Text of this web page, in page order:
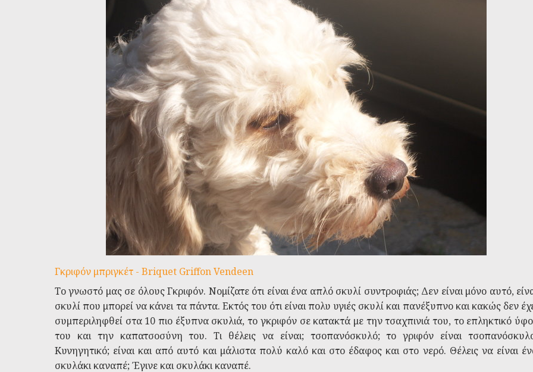
Γκριφόν μπριγκέτ - Briquet Griffon Vendeen
Το γνωστό μας σε όλους Γκριφόν. Νομίζατε ότι είναι ένα απλό σκυλί συντροφιάς; Δεν είναι μόνο αυτό,
σκυλί που μπορεί να κάνει τα πάντα. Εκτός του ότι είναι πολυ υγιές σκυλί και πανέξυπνο και κακώς δεν
συμπεριληφθεί στα 10 πιο έξυπνα σκυλιά, το γκριφόν σε κατακτά με την τσαχπινιά του, το επληκτικό
του και την καπατσοσύνη του. Τι θέλεις να είναι; τσοπανόσκυλό; το γριφόν είναι
Κυνηγητικό; είναι και από αυτό και μάλιστα πολύ καλό και στο έδαφος και στο νερό. Θέλεις να είναι
σκυλάκι καναπέ; Έγινε και σκυλάκι καναπέ.